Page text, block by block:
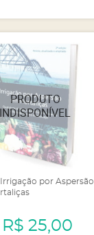
Irrigação por Aspersão
R$ 25,00